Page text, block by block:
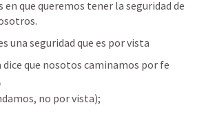
en que queremos tener la seguridad de
una seguridad que es por vista
que nosotos caminamos por fe
no por vista);